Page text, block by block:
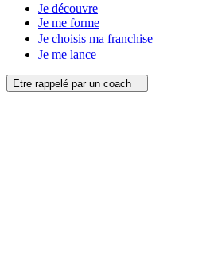
Je découvre
Je me forme
Je choisis ma franchise
Je me lance
Etre rappelé par un coach